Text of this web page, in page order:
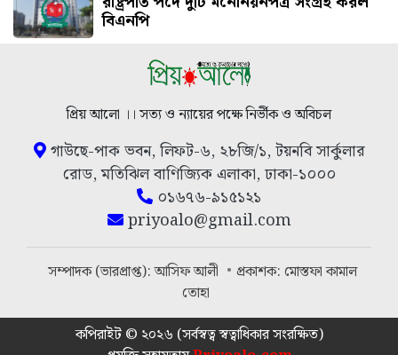
বিএনপি
প্রিয় আলো ।। সত্য ও ন্যায়ের পক্ষে নির্ভীক ও অবিচল
গাউছে-পাক ভবন, লিফট-৬, ২৮জি/১, টয়নবি সার্কুলার
রোড, মতিঝিল বাণিজ্যিক এলাকা, ঢাকা-১০০০
০১৬৭৬-৯১৫১২১
priyoalo@gmail.com
সম্পাদক (ভারপ্রাপ্ত): আসিফ আলী
প্রকাশক: মোস্তফা কামাল
তোহা
কপিরাইট © ২০২৬ (সর্বস্বত্ব স্বত্বাধিকার সংরক্ষিত)